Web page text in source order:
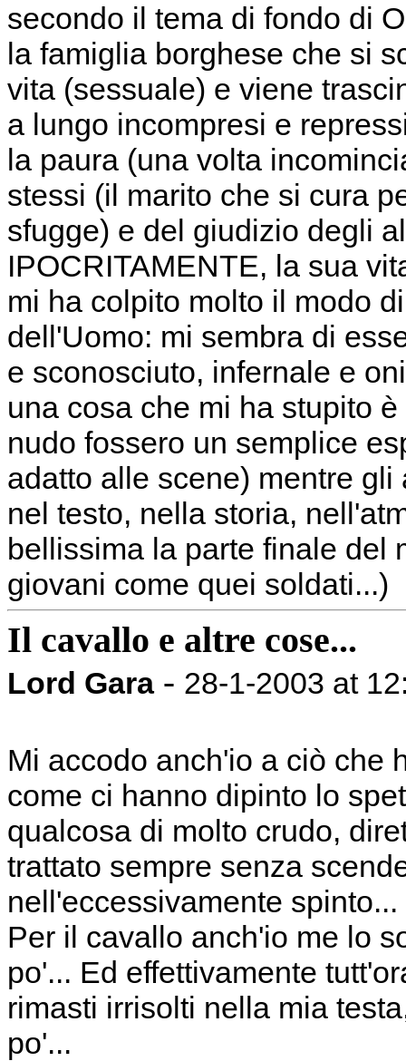
secondo il tema di fondo di
la famiglia borghese che si
vita (sessuale) e viene
a lungo incompresi e
la paura (una volta
stessi (il marito che si cura
sfugge) e del giudizio degli
IPOCRITAMENTE, la sua
mi ha colpito molto il modo
dell'Uomo: mi sembra di
e sconosciuto, infernale e
una cosa che mi ha stupito
nudo fossero un semplice
adatto alle scene) mentre
nel testo, nella storia,
bellissima la parte finale del
giovani come quei soldati...)
Il cavallo e altre cose...
Lord Gara- 28-1-2003 at
Mi accodo anch'io a ciò che
come ci hanno dipinto lo
qualcosa di molto crudo,
trattato sempre senza
nell'eccessivamente spinto...
Per il cavallo anch'io me lo
po'... Ed effettivamente
rimasti irrisolti nella mia
po'...